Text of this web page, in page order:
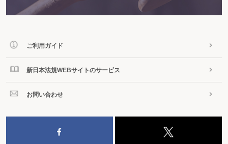
ご利用ガイド
新日本法規WEBサイトのサービス
お問い合わせ